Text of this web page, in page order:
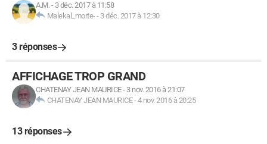
A.M.- 3 déc. 2017 à 11:58
Malekal_morte-- 3 déc. 2017 à 12:30
3 réponses
AFFICHAGE TROP GRAND
CHATENAY JEAN MAURICE- 3 nov. 2016 à 21:07
CHATENAY JEAN MAURICE-4 nov. 2016 à 20:25
13 réponses